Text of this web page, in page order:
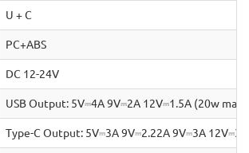
U + С
PC+ABS
DC 12-24V
USB Output: 5V⎓4A 9V⎓2A 12V⎓1.5A (20w max)
Type-C Output: 5V⎓3A 9V⎓2.22A 9V⎓3A